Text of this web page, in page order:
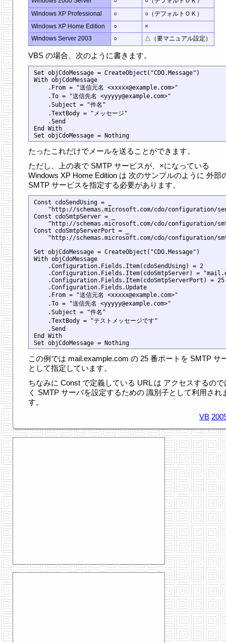
Windows XP Professional
○
○（デフォルトＯＫ）
Windows XP Home Edition
○
×
Windows Server 2003
○ △（要マニュアル設定）
VBS の場合、次のように書きます。
Set objCdoMessage = CreateObject("CDO.Message")
With objCdoMessage
    .From = "送信元名 <xxxxx@example.com>"
    .To = "送信先名 <yyyyy@example.com>"
    .Subject = "件名"
    .TextBody = "メッセージ"
    .Send
End With
たったこれだけでメールを送ることができます。
ただし、上の表で SMTP サービスが、×になっている
Windows XP Home Edition は 次のサンプルのように 外部
SMTP サービスを指定する必要があります。
Const cdoSendUsing = _
"http://schemas.microsoft.com/cdo/configuration/
Const cdoSmtpServer = _
"http://schemas.microsoft.com/cdo/configuration/
Const cdoSmtpServerPort = _
"http://schemas.microsoft.com/cdo/configuration/
Set objCdoMessage = CreateObject("CDO.Message")
With objCdoMessage
    .Configuration.Fields.Item(cdoSendUsing) = 2
.Configuration.Fields.Item(cdoSmtpServer) =
    .Configuration.Fields.Item(cdoSmtpServerPort) = 25
    .Configuration.Fields.Update
    .From = "送信元名 <xxxxx@example.com>"
    .To = "送信先名 <yyyyy@example.com>"
    .Subject = "件名"
    .TextBody = "テストメッセージです"
    .Send
End With
この例では mail.example.com の 25 番ポートを SMTP サ
として指定しています。
ちなみに Const で定義している URL は アクセスするので
く SMTP サーバを設定するための 識別子として利用され
す。
VB